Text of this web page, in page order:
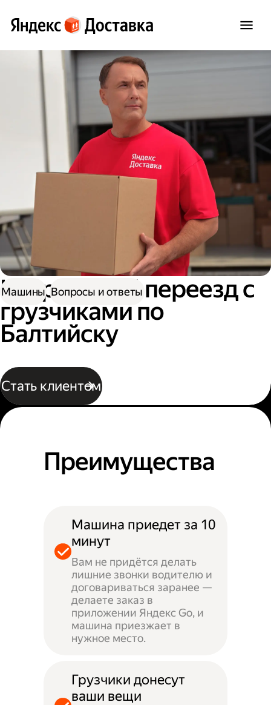
Квартирный переезд с
грузчиками по
Балтийску
Стать клиентом
Машины Вопросы и ответы
Преимущества
Машина приедет за 10
минут
Вам не придётся делать
лишние звонки водителю и
договариваться заранее —
делаете заказ в
приложении Яндекс Go, и
машина приезжает в
нужное место.
Грузчики донесут
ваши вещи